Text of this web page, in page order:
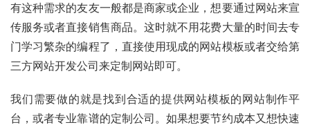
有这种需求的友友一般都是商家或企业，想要通过网站来宣
传服务或者直接销售商品。这时就不用花费大量的时间去专
门学习繁杂的编程了，直接使用现成的网站模板或者交给第
三方网站开发公司来定制网站即可。
我们需要做的就是找到合适的提供网站模板的网站制作平
台，或者专业靠谱的定制公司。如果想要节约成本又想快速